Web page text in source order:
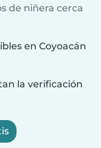
de niñera cerca
en Coyoacán
la verificación